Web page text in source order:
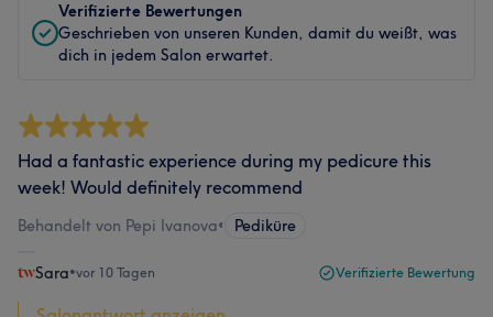
Verifizierte Bewertungen
Geschrieben von unseren Kunden, damit du weißt, was
dich in jedem Salon erwartet.
Had a fantastic experience during my pedicure this
week! Would definitely recommend
Behandelt von Pepi Ivanova• Pediküre
Sara•vor 10 Tagen Verifizierte Bewertung